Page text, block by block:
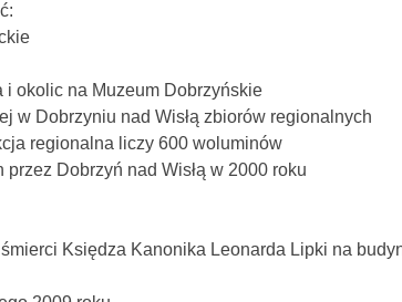
i okolic na Muzeum Dobrzyńskie
w Dobrzyniu nad Wisłą zbiorów regionalnych
regionalna liczy 600 woluminów
Dobrzyń nad Wisłą w 2000 roku
Księdza Kanonika Leonarda Lipki na